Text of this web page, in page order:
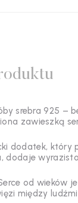
srebra 925 –
zawieszką
dodatek, który
dodaje
od
między